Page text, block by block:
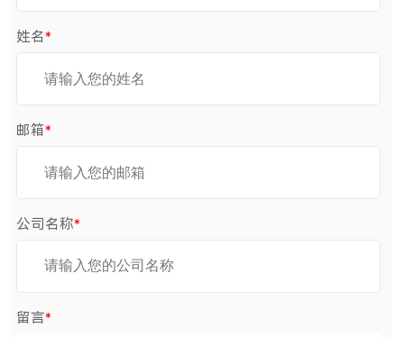
姓名*
邮箱*
公司名称*
留言*